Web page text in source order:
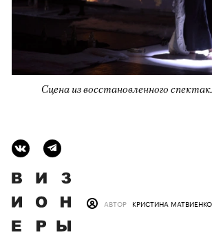
Сцена из восстановленного
АВТОР КРИСТИНА МАТВИЕНКО